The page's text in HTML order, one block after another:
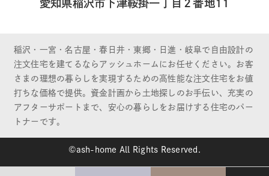
愛知県稲沢市下津鞍掛一丁目２番地11
稲沢・一宮・名古屋・春日井・東郷・日進・岐阜で自由設計の
注文住宅を建てるならアッシュホームにお任せください。お客
さまの理想の暮らしを実現するための高性能な注文住宅をお値
打ちな価格で提供。資金計画から土地探しのお手伝い、充実の
アフターサポートまで、安心の暮らしをお届けする住宅のパー
トナーです。
©ash-home All Rights Reserved.